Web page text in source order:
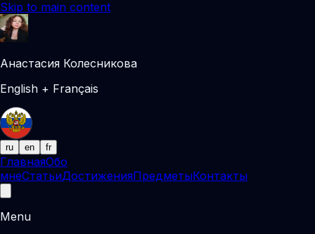
Skip to main content
Анастасия Колесникова
English + Français
ru en fr
ГлавнаяОбо
мнеСтатьиДостиженияПредметыКонтакты
Menu